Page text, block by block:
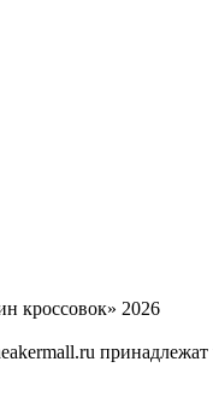
кроссовок» 2026